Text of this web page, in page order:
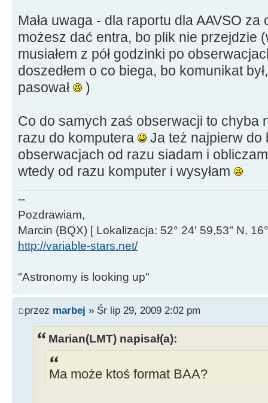
Mała uwaga - dla raportu dla AAVSO
możesz dać entra, bo plik nie przejdzie
musiałem z pół godzinki po
doszedłem o co biega, bo komunikat
pasował
)
Co do samych zaś obserwacji to chyba
razu do komputera
Ja też najpierw do
obserwacjach od razu siadam i
wtedy od razu komputer i wysyłam
--
Pozdrawiam,
Marcin (BQX) [ Lokalizacja: 52° 24' 59,53" N,
http://variable-stars.net/
"Astronomy is looking up"
przez marbej » Śr lip 29, 2009 2:02 pm
Marian(LMT) napisał(a):
Ma może ktoś format BAA?